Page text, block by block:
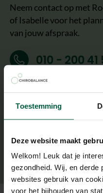
Toestemming
Deze website maakt
Welkom! Leuk dat je
gezondheid. Wij, en derde
websites gebruik van
voor het bijhouden van
Neem contact op met
of Isabelle voor het
van jouw afspraak.
010 - 200 41
Stuur een
Stel een
Plan een